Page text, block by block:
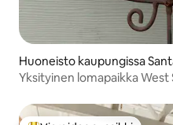
Huoneisto kaupungissa
Yksityinen lomapaikka West